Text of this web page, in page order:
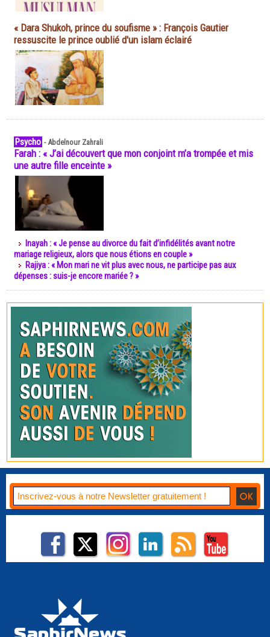
« Dara Shukoh, prince du soufisme » : François Gautier
ressuscite le prince oublié d'un islam éclairé
Psycho -Abdelnour Zahrali
Farah : « J’ai découvert que mon conjoint m’a trompée et mis
une autre fille enceinte »
Inayah : « Je pense au divorce du fait d’infidélités avant notre
mariage religieux, alors que nous étions en couple »
Rajiya : « Mon mari ne vit plus avec nous, ne participe pas aux
dépenses : suis-je encore mariée ? »